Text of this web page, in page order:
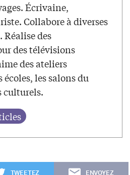
Écrivaine,
Collabore à diverses
des
des télévisions
des ateliers
écoles, les salons du
culturels.
TWEETEZ ENVOYEZ